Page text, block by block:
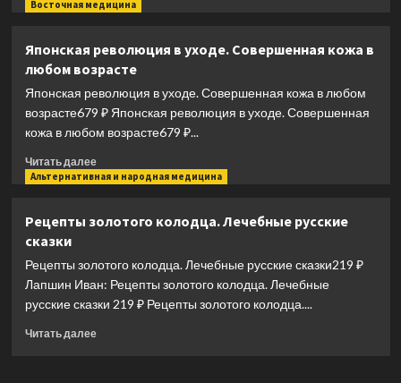
больше
система
омоложения.
114
лайфхаков
Восточная медицина
Японская революция в уходе. Совершенная кожа в
любом возрасте
Японская революция в уходе. Совершенная кожа в любом
возрасте679 ₽ Японская революция в уходе. Совершенная
кожа в любом возрасте679 ₽...
Читать далееПрочитать
больше
революция
уходе.
Совершенная
в
любом
Альтернативная и народная медицина
Рецепты золотого колодца. Лечебные русские
сказки
Рецепты золотого колодца. Лечебные русские сказки219 ₽
Лапшин Иван: Рецепты золотого колодца. Лечебные
русские сказки 219 ₽ Рецепты золотого колодца....
Читать далееПрочитать